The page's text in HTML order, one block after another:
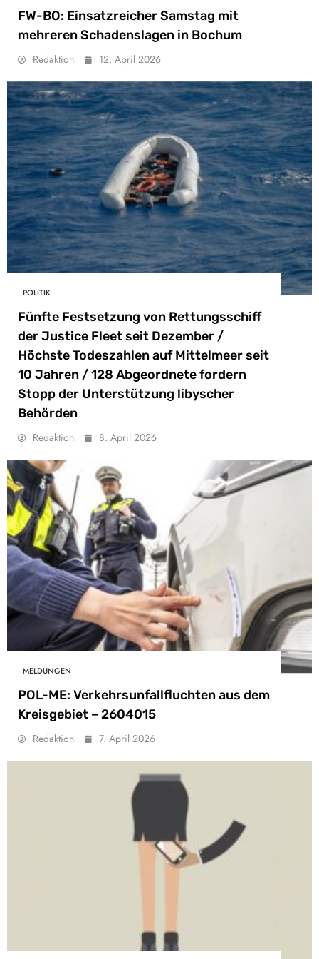
FW-BO: Einsatzreicher Samstag mit
mehreren Schadenslagen in Bochum
Redaktion 12. April 2026
POLITIK
Fünfte Festsetzung von Rettungsschiff
der Justice Fleet seit Dezember /
Höchste Todeszahlen auf Mittelmeer seit
10 Jahren / 128 Abgeordnete fordern
Stopp der Unterstützung libyscher
Behörden
Redaktion 8. April 2026
MELDUNGEN
POL-ME: Verkehrsunfallfluchten aus dem
Kreisgebiet – 2604015
Redaktion 7. April 2026